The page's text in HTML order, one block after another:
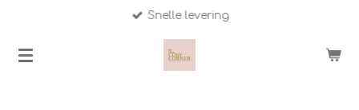
naar
Snelle levering